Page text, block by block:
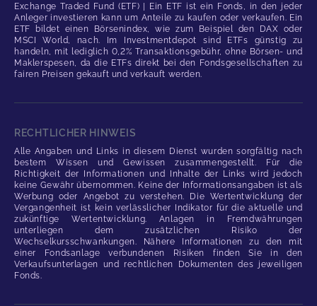
Exchange Traded Fund (ETF) | Ein ETF ist ein Fonds, in den jeder
Anleger investieren kann um Anteile zu kaufen oder verkaufen. Ein
ETF bildet einen Börsenindex, wie zum Beispiel den DAX oder
MSCI World, nach. Im Investmentdepot sind ETFs günstig zu
handeln, mit lediglich 0,2% Transaktionsgebühr, ohne Börsen- und
Maklerspesen, da die ETFs direkt bei den Fondsgesellschaften zu
fairen Preisen gekauft und verkauft werden.
RECHTLICHER HINWEIS
Alle Angaben und Links in diesem Dienst wurden sorgfältig nach
bestem Wissen und Gewissen zusammengestellt. Für die
Richtigkeit der Informationen und Inhalte der Links wird jedoch
keine Gewähr übernommen. Keine der Informationsangaben ist als
Werbung oder Angebot zu verstehen. Die Wertentwicklung der
Vergangenheit ist kein verlässlicher Indikator für die aktuelle und
zukünftige Wertentwicklung. Anlagen in Fremdwährungen
unterliegen dem zusätzlichen Risiko der
Wechselkursschwankungen. Nähere Informationen zu den mit
einer Fondsanlage verbundenen Risiken finden Sie in den
Verkaufsunterlagen und rechtlichen Dokumenten des jeweiligen
Fonds.